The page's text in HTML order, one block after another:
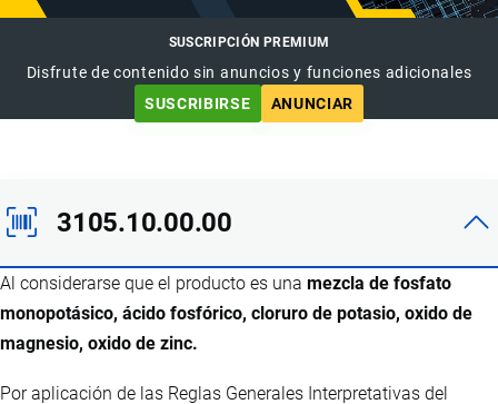
SUSCRIPCIÓN PREMIUM
Disfrute de contenido sin anuncios y funciones adicionales
SUSCRIBIRSE
ANUNCIAR
3105.10.00.00
Al considerarse que el producto es una mezcla de fosfato
monopotásico, ácido fosfórico, cloruro de potasio, oxido de
magnesio, oxido de zinc.
Por aplicación de las Reglas Generales Interpretativas del